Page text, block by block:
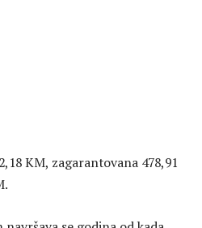
KM, zagarantovana 478,91